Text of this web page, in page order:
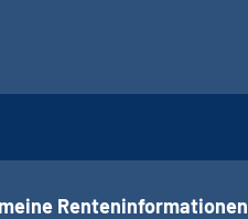
Renteninformationen